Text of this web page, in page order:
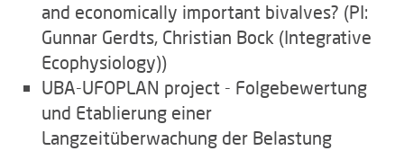
and economically important bivalves? (PI:
Gunnar Gerdts, Christian Bock (Integrative
Ecophysiology))
UBA-UFOPLAN project - Folgebewertung
und Etablierung einer
Langzeitüberwachung der Belastung